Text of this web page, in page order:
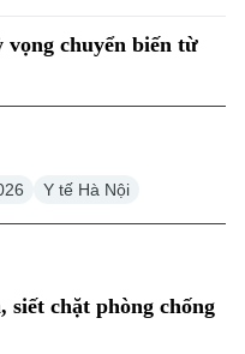
vọng chuyển biến từ
Y tế Hà Nội
chặt phòng chống